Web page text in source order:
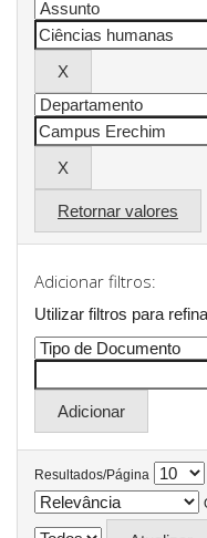
Retornar valores
Adicionar filtros:
Utilizar filtros para
Resultados/Página